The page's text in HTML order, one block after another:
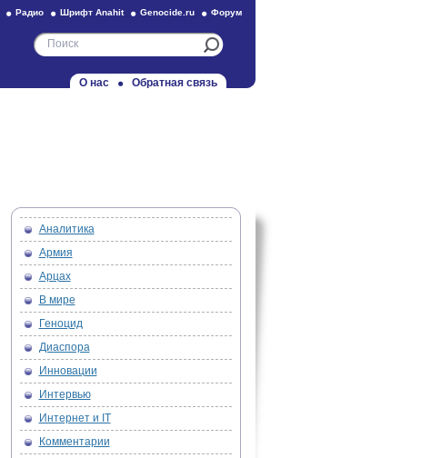
Радио Шрифт Anahit Genocide.ru Форум
О нас Обратная связь
Аналитика
Армия
Арцах
В мире
Геноцид
Диаспора
Инновации
Интервью
Интернет и IT
Комментарии